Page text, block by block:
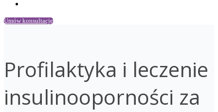
Umów konsultację
Profilaktyka i leczenie
insulinooporności za